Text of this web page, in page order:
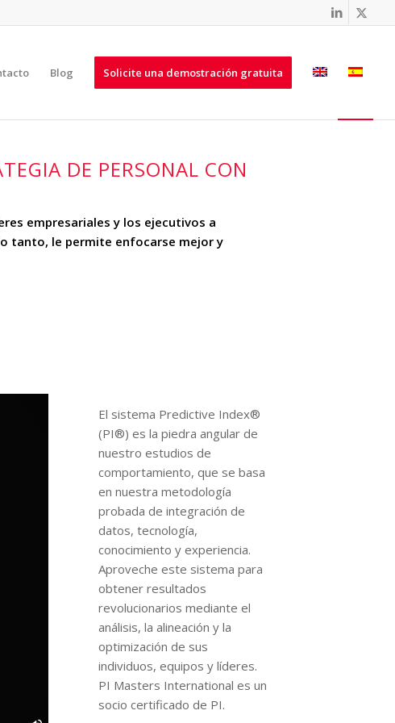
Blog Solicite una demostración gratuita
DE PERSONAL CON
empresariales y los ejecutivos a
tanto, le permite enfocarse mejor y
El sistema Predictive Index®
(PI®) es la piedra angular de
nuestro estudios de
comportamiento, que se basa
en nuestra metodología
probada de integración de
datos, tecnología,
conocimiento y experiencia.
Aproveche este sistema para
obtener resultados
revolucionarios mediante el
análisis, la alineación y la
optimización de sus
individuos, equipos y líderes.
PI Masters International es un
socio certificado de PI.